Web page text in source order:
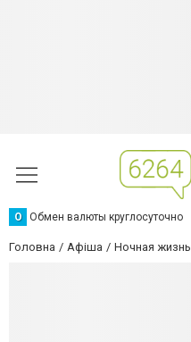
О Обмен валюты круглосуточно
Головна Афіша Ночная жизнь